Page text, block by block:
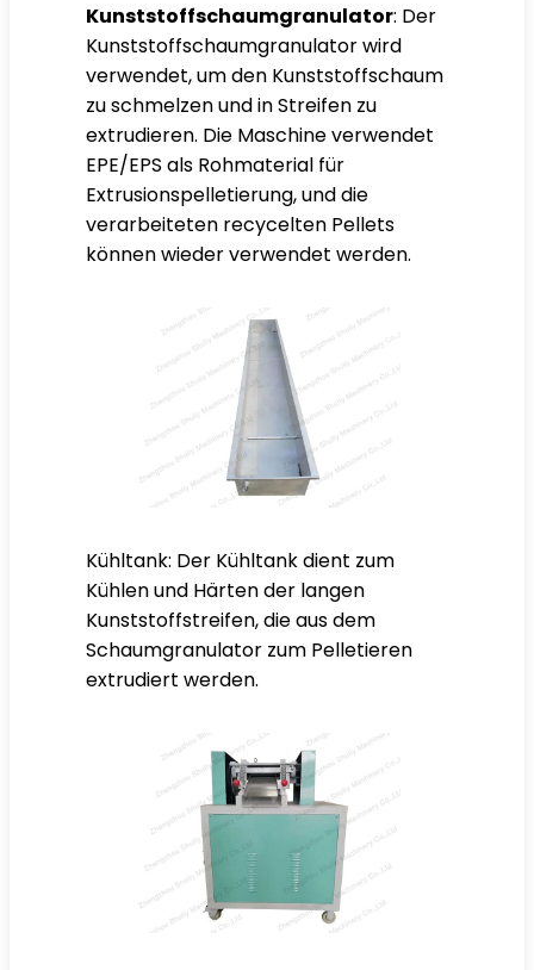
Kunststoffschaumgranulator: Der
Kunststoffschaumgranulator wird
verwendet, um den Kunststoffschaum
zu schmelzen und in Streifen zu
extrudieren. Die Maschine verwendet
EPE/EPS als Rohmaterial für
Extrusionspelletierung, und die
verarbeiteten recycelten Pellets
können wieder verwendet werden.
Kühltank: Der Kühltank dient zum
Kühlen und Härten der langen
Kunststoffstreifen, die aus dem
Schaumgranulator zum Pelletieren
extrudiert werden.